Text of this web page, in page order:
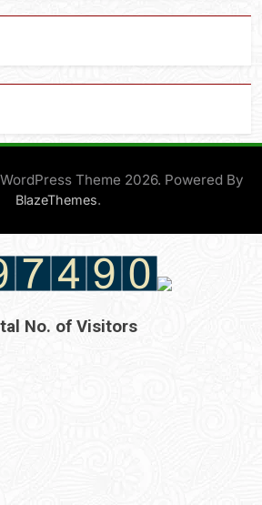
Theme 2026. Powered By
BlazeThemes.
No. of Visitors